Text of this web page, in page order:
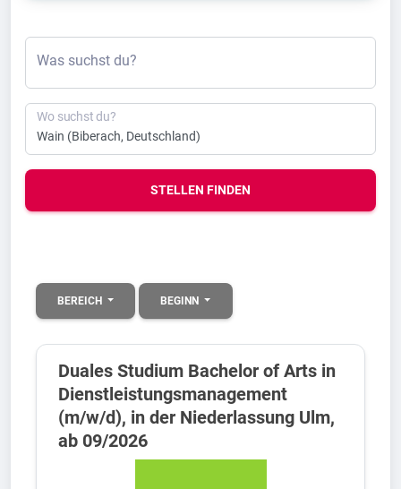
Was suchst du?
Wo suchst du?
STELLEN FINDEN
BEREICH BEGINN
Duales Studium Bachelor of Arts in
Dienstleistungsmanagement
(m/w/d), in der Niederlassung Ulm,
ab 09/2026